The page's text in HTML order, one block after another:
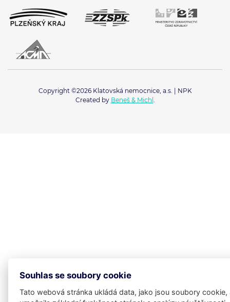
Copyright ©2026 Klatovská nemocnice, a.s. | NPK
Created by Beneš & Michl .
Souhlas se soubory cookie
Tato webová stránka ukládá data, jako jsou soubory cookie,